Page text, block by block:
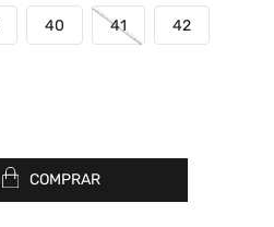
40 41 42
COMPRAR